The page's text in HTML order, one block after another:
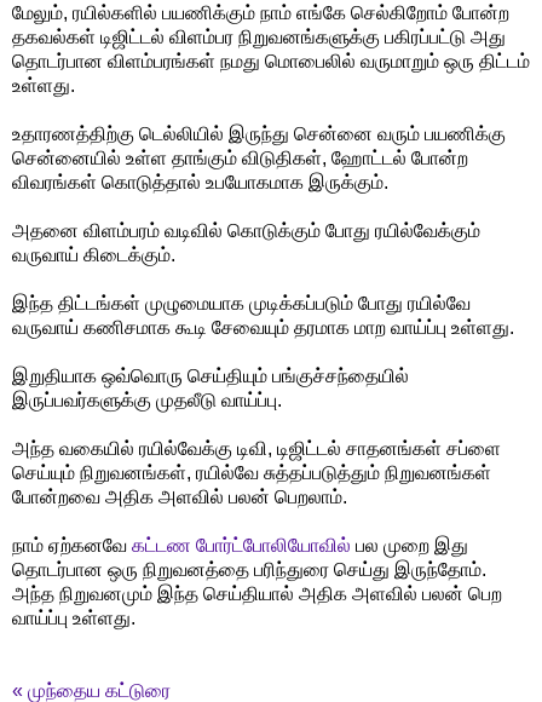
மேலும், ரயில்களில் பயணிக்கும் நாம் எங்கே செல்கிறோம் போன்ற
தகவல்கள் டிஜிட்டல் விளம்பர நிறுவனங்களுக்கு பகிரப்பட்டு அது
தொடர்பான விளம்பரங்கள் நமது மொபைலில் வருமாறும் ஒரு திட்டம்
உள்ளது.
உதாரணத்திற்கு டெல்லியில் இருந்து சென்னை வரும் பயணிக்கு
சென்னையில் உள்ள தாங்கும் விடுதிகள், ஹோட்டல் போன்ற
விவரங்கள் கொடுத்தால் உபயோகமாக இருக்கும்.
அதனை விளம்பரம் வடிவில் கொடுக்கும் போது ரயில்வேக்கும்
வருவாய் கிடைக்கும்.
இந்த திட்டங்கள் முழுமையாக முடிக்கப்படும் போது ரயில்வே
வருவாய் கணிசமாக கூடி சேவையும் தரமாக மாற வாய்ப்பு உள்ளது.
இறுதியாக ஒவ்வொரு செய்தியும் பங்குச்சந்தையில்
இருப்பவர்களுக்கு முதலீடு வாய்ப்பு.
அந்த வகையில் ரயில்வேக்கு டிவி, டிஜிட்டல் சாதனங்கள் சப்ளை
செய்யும் நிறுவனங்கள், ரயில்வே சுத்தப்படுத்தும் நிறுவனங்கள்
போன்றவை அதிக அளவில் பலன் பெறலாம்.
நாம் ஏற்கனவே கட்டண போர்ட்போலியோவில் பல முறை இது
தொடர்பான ஒரு நிறுவனத்தை பரிந்துரை செய்து இருந்தோம்.
அந்த நிறுவனமும் இந்த செய்தியால் அதிக அளவில் பலன் பெற
வாய்ப்பு உள்ளது.
« முந்தைய கட்டுரை